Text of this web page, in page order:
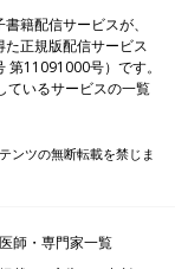
籍配信サービスが、
正規版配信サービス
11091000号）です。
ているサービスの一覧
ンツの無断転載を禁じま
医師・専門家一覧